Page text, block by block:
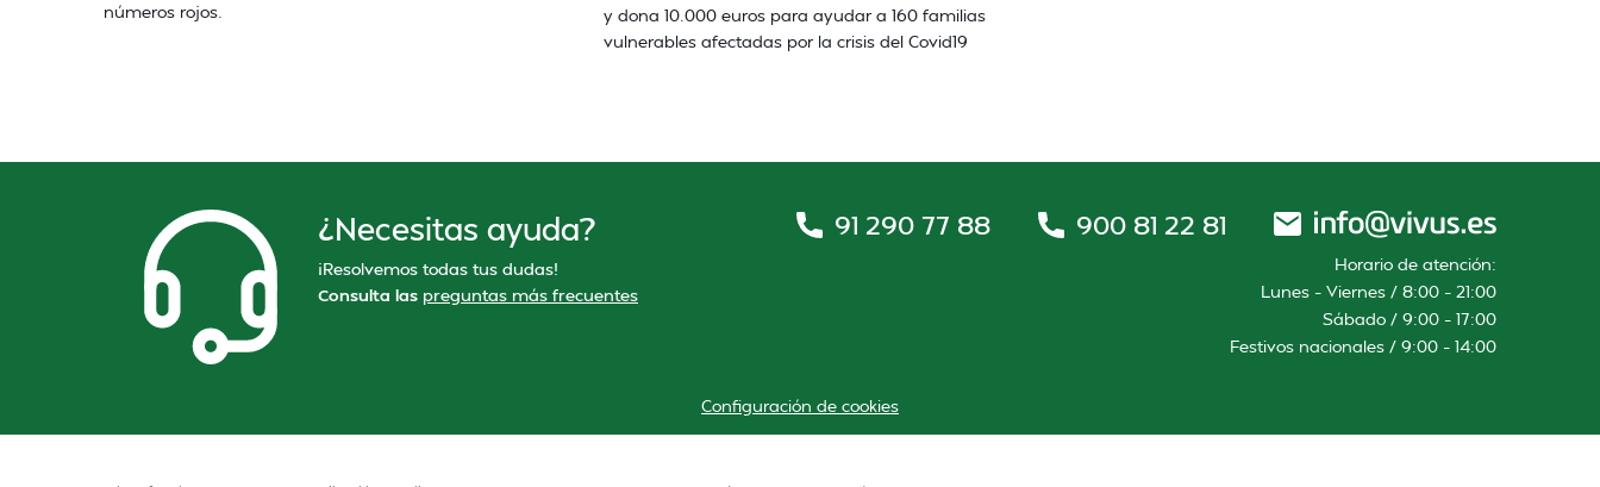
números rojos.
y dona 10.000 euros para ayudar a 160 familias
vulnerables afectadas por la crisis del Covid19
¿Necesitas ayuda?
¡Resolvemos todas tus dudas!
Consulta las preguntas más frecuentes
91 290 77 88 900 81 22 81
Horario de atención:
Lunes – Viernes / 8:00 – 21:00
Sábado / 9:00 – 17:00
Festivos nacionales / 9:00 – 14:00
Configuración de cookies